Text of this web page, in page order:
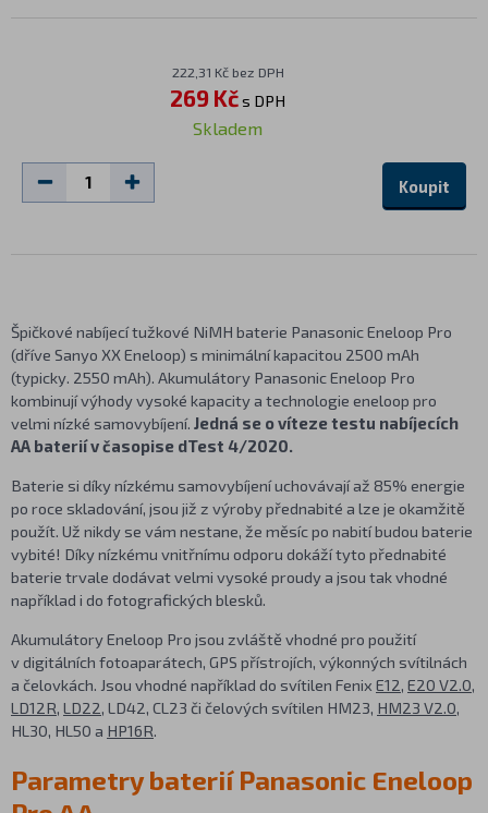
222,31 Kč bez DPH
269 Kčs DPH
Skladem
Koupit
Špičkové nabíjecí tužkové NiMH baterie Panasonic Eneloop Pro
(dříve Sanyo XX Eneloop) s minimální kapacitou 2500 mAh
(typicky. 2550 mAh). Akumulátory Panasonic Eneloop Pro
kombinují výhody vysoké kapacity a technologie eneloop pro
velmi nízké samovybíjení. Jedná se o víteze testu nabíjecích
AA baterií v časopise dTest 4/2020.
Baterie si díky nízkému samovybíjení uchovávají až 85% energie
po roce skladování, jsou již z výroby přednabité a lze je okamžitě
použít. Už nikdy se vám nestane, že měsíc po nabití budou baterie
vybité! Díky nízkému vnitřnímu odporu dokáží tyto přednabité
baterie trvale dodávat velmi vysoké proudy a jsou tak vhodné
například i do fotografických blesků.
Akumulátory Eneloop Pro jsou zvláště vhodné pro použití
v digitálních fotoaparátech, GPS přístrojích, výkonných svítilnách
a čelovkách. Jsou vhodné například do svítilen Fenix E12, E20 V2.0,
LD12R, LD22, LD42, CL23 či čelových svítilen HM23, HM23 V2.0,
HL30, HL50 a HP16R.
Parametry baterií Panasonic Eneloop